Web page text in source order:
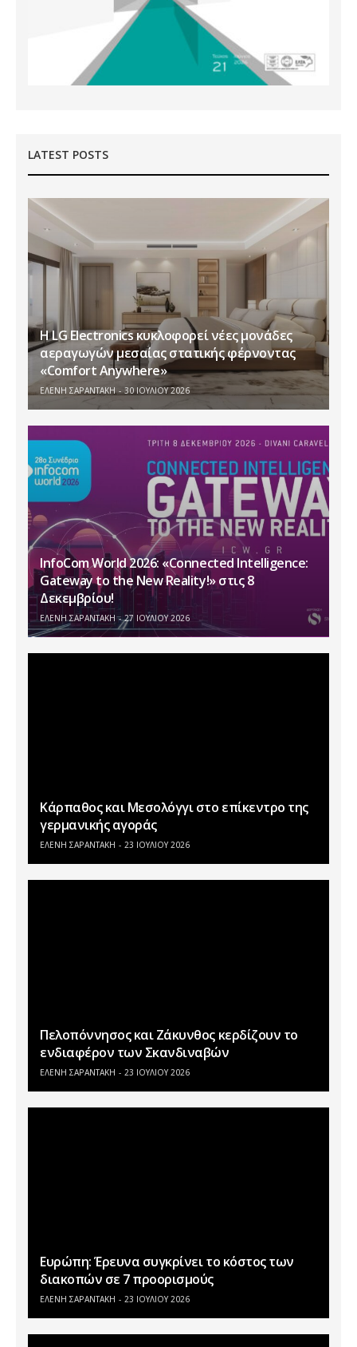
LATEST POSTS
Η LG Electronics κυκλοφορεί νέες μονάδες
αεραγωγών μεσαίας στατικής φέρνοντας
«Comfort Anywhere»
ΕΛΕΝΗ ΣΑΡΑΝΤΑΚΗ 30 ΙΟΥΛΊΟΥ 2026
InfoCom World 2026: «Connected Intelligence:
Gateway to the New Reality!» στις 8
Δεκεμβρίου!
ΕΛΕΝΗ ΣΑΡΑΝΤΑΚΗ 27 ΙΟΥΛΊΟΥ 2026
Κάρπαθος και Μεσολόγγι στο επίκεντρο της
γερμανικής αγοράς
ΕΛΕΝΗ ΣΑΡΑΝΤΑΚΗ 23 ΙΟΥΛΊΟΥ 2026
Πελοπόννησος και Ζάκυνθος κερδίζουν το
ενδιαφέρον των Σκανδιναβών
ΕΛΕΝΗ ΣΑΡΑΝΤΑΚΗ 23 ΙΟΥΛΊΟΥ 2026
Ευρώπη: Έρευνα συγκρίνει το κόστος των
διακοπών σε 7 προορισμούς
ΕΛΕΝΗ ΣΑΡΑΝΤΑΚΗ 23 ΙΟΥΛΊΟΥ 2026